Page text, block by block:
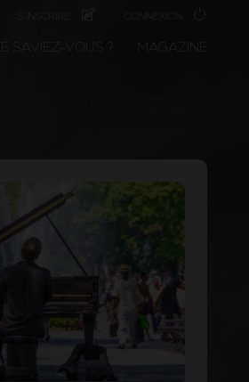
CONNEXION
LE SAVIEZ-VOUS ? MAGAZINE